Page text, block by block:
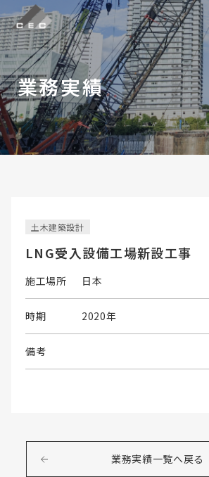
業務実績
土木建築設計
LNG受入設備工場新設工事
施工場所 日本
時期 2020年
備考
業務実績一覧へ戻る